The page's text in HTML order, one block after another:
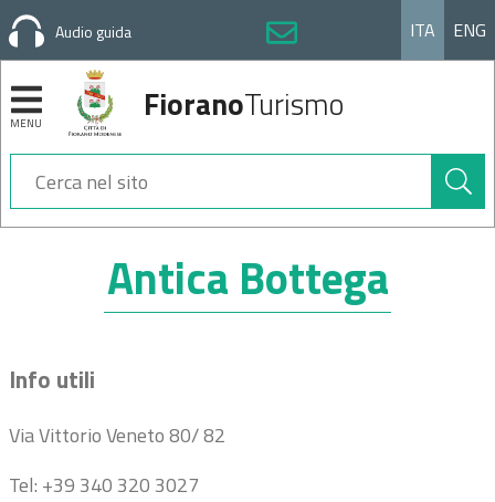
Audio guida ITA ENG
MENU FioranoTurismo
Cerca
nel
sito
Antica Bottega
Info utili
Via Vittorio Veneto 80/ 82
Tel: +39 340 320 3027